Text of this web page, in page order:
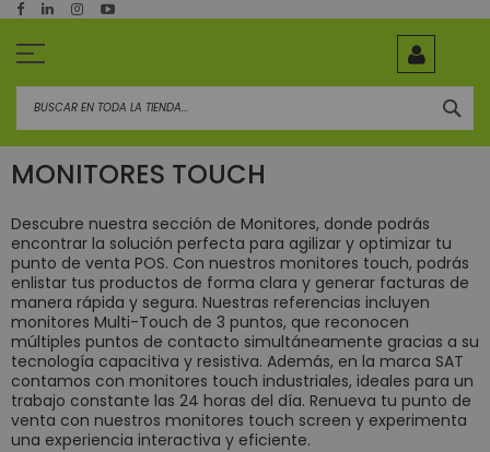
al
MONITORES TOUCH
Descubre nuestra sección de Monitores, donde podrás
encontrar la solución perfecta para agilizar y optimizar tu
punto de venta POS. Con nuestros monitores touch, podrás
enlistar tus productos de forma clara y generar facturas de
manera rápida y segura. Nuestras referencias incluyen
monitores Multi-Touch de 3 puntos, que reconocen
múltiples puntos de contacto simultáneamente gracias a su
tecnología capacitiva y resistiva. Además, en la marca SAT
contamos con monitores touch industriales, ideales para un
trabajo constante las 24 horas del día. Renueva tu punto de
venta con nuestros monitores touch screen y experimenta
una experiencia interactiva y eficiente.